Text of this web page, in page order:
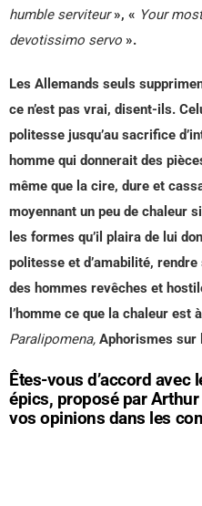
humble serviteur», « Your
devotissimo servo ».
Les Allemands seuls
ce n’est pas vrai, disent-ils.
politesse jusqu’au sacrifice
homme qui donnerait des
même que la cire, dure et
moyennant un peu de chaleur
les formes qu’il plaira de lui
politesse et d’amabilité,
des hommes revêches et
l’homme ce que la chaleur est
Paralipomena, Aphorismes sur
Êtes-vous d’accord avec
épics, proposé par
vos opinions dans les